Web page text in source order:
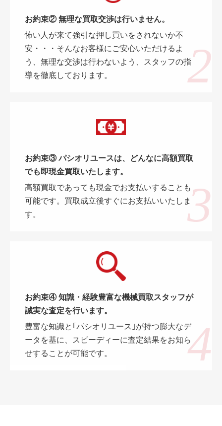
お約束② 無理な買取交渉は行いません。
怖い人が来て強引な押し買いをされないか不
安・・・そんなお客様にご安心いただけるよ
う、無理な交渉は行わないよう、スタッフの指
導を徹底しております。
お約束③ パシオリユースは、どんなに高額買取
でも即現金買取いたします。
高額買取であっても現金でお支払いすることも
可能です。買取成立後すぐにお支払いいたしま
す。
お約束④ 知識・経験豊富な機械買取スタッフが
誠実な査定を行います。
豊富な知識と｢パシオリユース｣が持つ膨大なデ
ータを基に、スピーディーに査定結果をお知ら
せすることが可能です。